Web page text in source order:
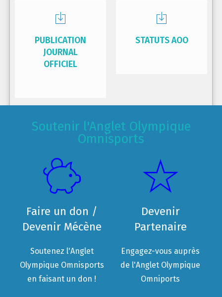
PUBLICATION
JOURNAL
OFFICIEL
STATUTS AOO
Soutenir l'Anglet Olympique
Omnisports
Faire un don /
Devenir Mécène
Soutenez l'Anglet
Olympique Omnisports
en faisant un don !
Devenir
Partenaire
Engagez-vous auprès
de l'Anglet Olympique
Omniports